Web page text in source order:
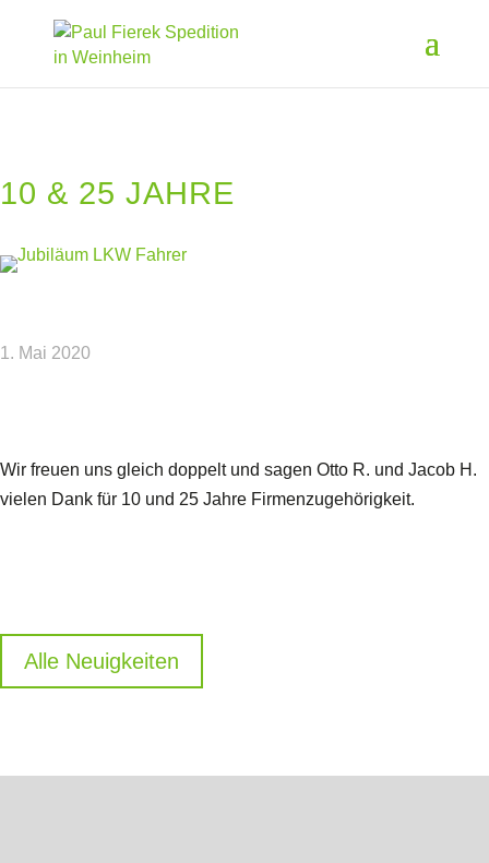
10 & 25 JAHRE
1. Mai 2020
Wir freuen uns gleich doppelt und sagen Otto R. und Jacob H.
vielen Dank für 10 und 25 Jahre Firmenzugehörigkeit.
Alle Neuigkeiten